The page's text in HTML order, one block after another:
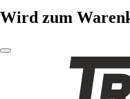
Wird zum